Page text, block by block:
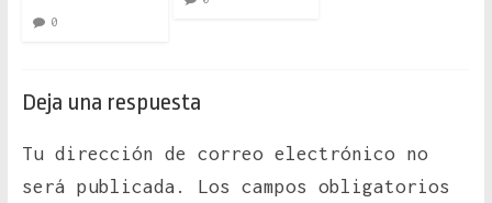
0
Deja una respuesta
Tu dirección de correo electrónico no
será publicada.
Los campos obligatorios